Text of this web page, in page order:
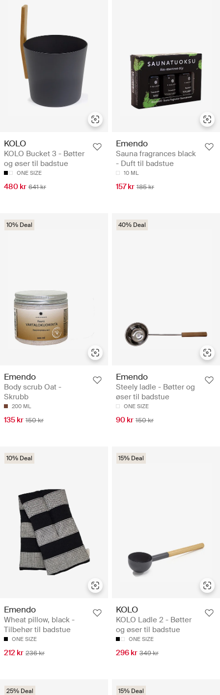
KOLO
KOLO Bucket 3 - Bøtter
og øser til badstue
ONE SIZE
480 kr 641 kr
Emendo
Sauna fragrances black
- Duft til badstue
10 ML
157 kr 185 kr
10% Deal
Emendo
Body scrub Oat -
Skrubb
200 ML
135 kr 150 kr
40% Deal
Emendo
Steely ladle - Bøtter og
øser til badstue
ONE SIZE
90 kr 150 kr
10% Deal
Emendo
Wheat pillow, black -
Tilbehør til badstue
ONE SIZE
212 kr 236 kr
15% Deal
KOLO
KOLO Ladle 2 - Bøtter
og øser til badstue
ONE SIZE
296 kr 349 kr
25% Deal 15% Deal